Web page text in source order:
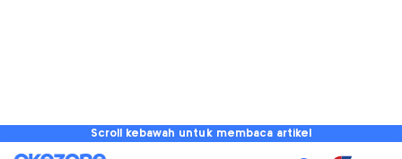
Scroll kebawah untuk membaca artikel